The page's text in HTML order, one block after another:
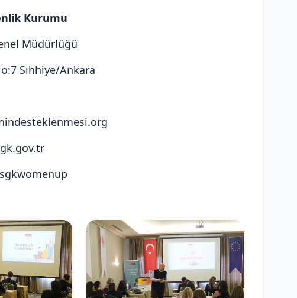
Kurumu
Müdürlüğü
Sıhhiye/Ankara